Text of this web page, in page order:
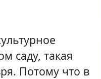
саду, такая
Потому что в